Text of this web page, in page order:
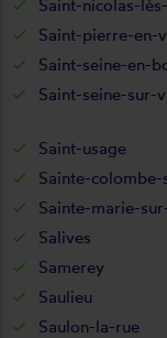
Saint-nicolas-
Saint-pierre-en-
Saint-seine-en-
Saint-seine-sur-
Saint-usage
Sainte-colombe-
Sainte-marie-
Salives
Samerey
Saulieu
Saulon-la-rue